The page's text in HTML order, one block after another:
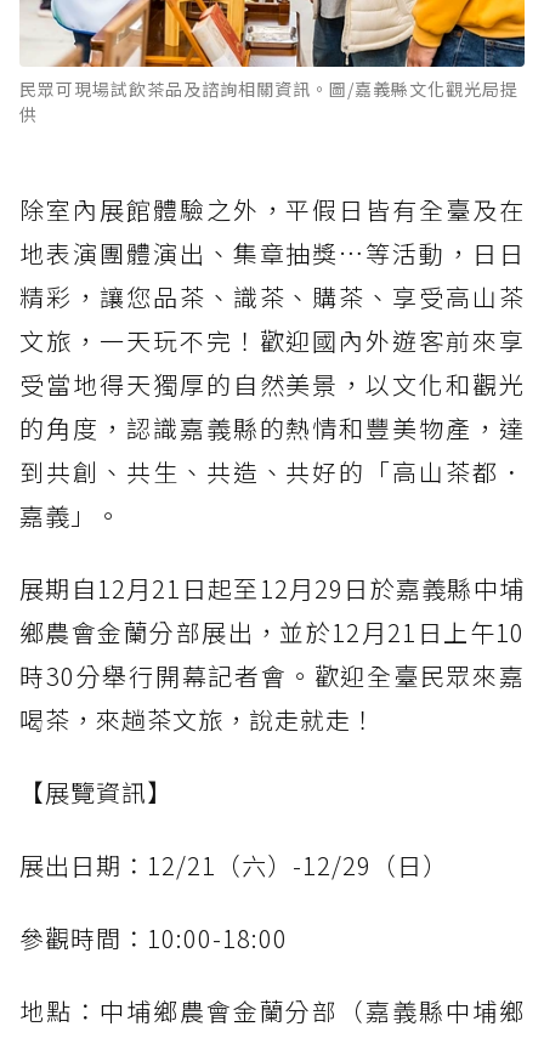
民眾可現場試飲茶品及諮詢相關資訊。圖/嘉義縣文化觀光局提
供
除室內展館體驗之外，平假日皆有全臺及在
地表演團體演出、集章抽獎…等活動，日日
精彩，讓您品茶、識茶、購茶、享受高山茶
文旅，一天玩不完！歡迎國內外遊客前來享
受當地得天獨厚的自然美景，以文化和觀光
的角度，認識嘉義縣的熱情和豐美物產，達
到共創、共生、共造、共好的「高山茶都．
嘉義」。
展期自12月21日起至12月29日於嘉義縣中埔
鄉農會金蘭分部展出，並於12月21日上午10
時30分舉行開幕記者會。歡迎全臺民眾來嘉
喝茶，來趟茶文旅，說走就走！
【展覽資訊】
展出日期：12/21（六）-12/29（日）
參觀時間：10:00-18:00
地點：中埔鄉農會金蘭分部（嘉義縣中埔鄉